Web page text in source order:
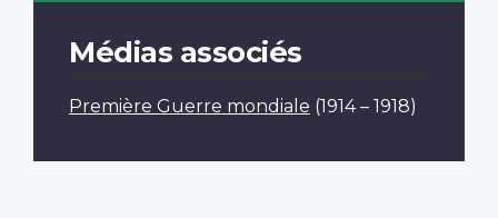
Médias associés
Première Guerre mondiale (1914 – 1918)